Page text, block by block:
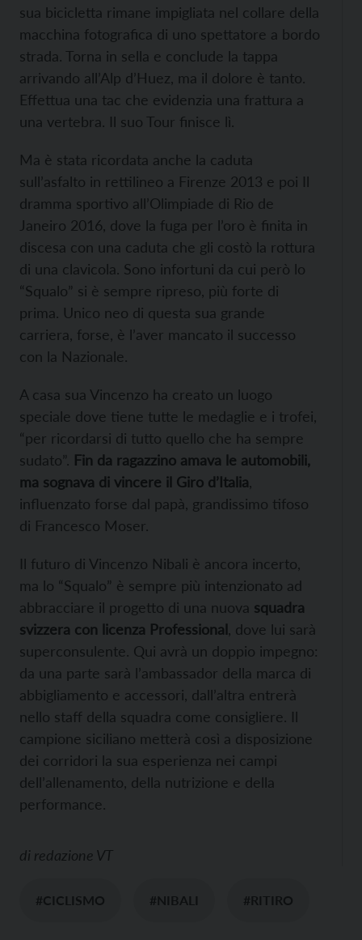
sua bicicletta rimane impigliata nel collare della
macchina fotografica di uno spettatore a bordo
strada. Torna in sella e conclude la tappa
arrivando all’Alp d’Huez, ma il dolore è tanto.
Effettua una tac che evidenzia una frattura a
una vertebra. Il suo Tour finisce lì.
Ma è stata ricordata anche la caduta
sull’asfalto in rettilineo a Firenze 2013 e poi Il
dramma sportivo all’Olimpiade di Rio de
Janeiro 2016, dove la fuga per l’oro è finita in
discesa con una caduta che gli costò la rottura
di una clavicola. Sono infortuni da cui però lo
“Squalo” si è sempre ripreso, più forte di
prima. Unico neo di questa sua grande
carriera, forse, è l’aver mancato il successo
con la Nazionale.
A casa sua Vincenzo ha creato un luogo
speciale dove tiene tutte le medaglie e i trofei,
“per ricordarsi di tutto quello che ha sempre
sudato”. Fin da ragazzino amava le automobili,
ma sognava di vincere il Giro d’Italia
influenzato forse dal papà, grandissimo tifoso
di Francesco Moser.
Il futuro di Vincenzo Nibali è ancora incerto,
ma lo “Squalo” è sempre più intenzionato ad
abbracciare il progetto di una nuova squadra
svizzera con licenza Professional , dove lui sarà
superconsulente. Qui avrà un doppio impegno:
da una parte sarà l’ambassador della marca di
abbigliamento e accessori, dall’altra entrerà
nello staff della squadra come consigliere. Il
campione siciliano metterà così a disposizione
dei corridori la sua esperienza nei campi
dell’allenamento, della nutrizione e della
performance.
di redazione VT
#CICLISMO #NIBALI #RITIRO